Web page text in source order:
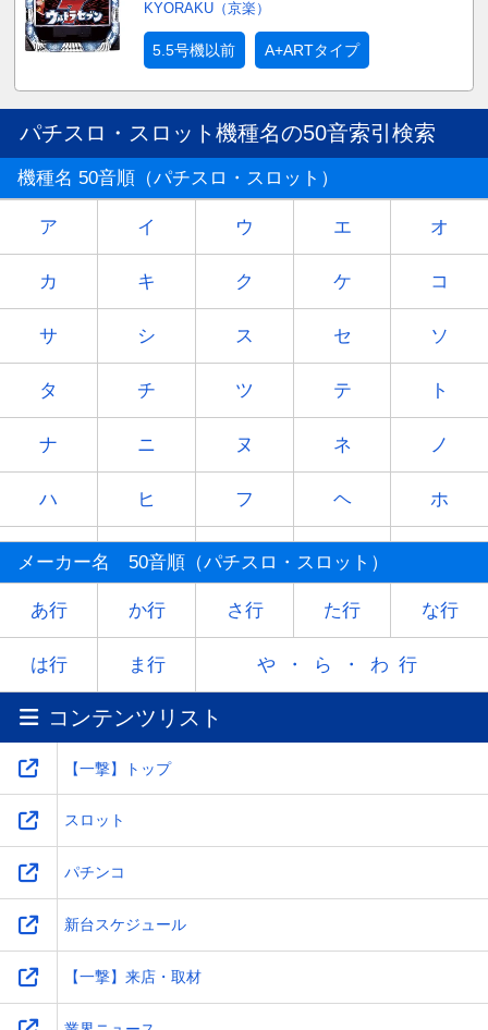
KYORAKU（京楽）
5.5号機以前 A+ARTタイプ
パチスロ・スロット機種名の50音索引検索
機種名 50音順（パチスロ・スロット）
ア イ ウ エ オ
カ キ ク ケ コ
サ シ ス セ ソ
タ チ ツ テ ト
ナ ニ ヌ ネ ノ
ハ ヒ フ ヘ ホ
マ ミ ム メ
ヤ - ユ - ヨ
ラ リ レ
ワ -
メーカー名 50音順（パチスロ・スロット）
あ行 か行 さ行 た行 な行
は行 ま行 や・ら・わ行
コンテンツリスト
【一撃】トップ
スロット
パチンコ
新台スケジュール
【一撃】来店・取材